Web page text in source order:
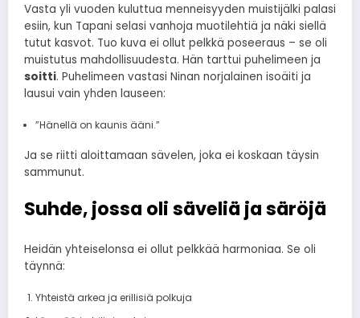
Vasta yli vuoden kuluttua menneisyyden muistijälki palasi
esiin, kun Tapani selasi vanhoja muotilehtiä ja näki siellä
tutut kasvot. Tuo kuva ei ollut pelkkä poseeraus – se oli
muistutus mahdollisuudesta. Hän tarttui puhelimeen ja
soitti. Puhelimeen vastasi Ninan norjalainen isoäiti ja
lausui vain yhden lauseen:
”Hänellä on kaunis ääni.”
Ja se riitti aloittamaan sävelen, joka ei koskaan täysin
sammunut.
Suhde, jossa oli säveliä ja säröjä
Heidän yhteiselonsa ei ollut pelkkää harmoniaa. Se oli
täynnä:
Yhteistä arkea ja erillisiä polkuja